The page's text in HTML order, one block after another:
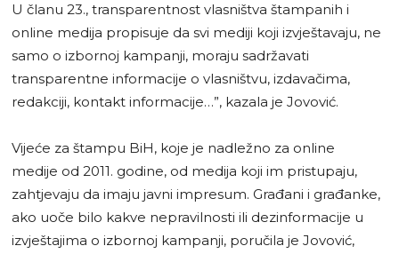
U članu 23., transparentnost vlasništva štampanih i
online medija propisuje da svi mediji koji izvještavaju, ne
samo o izbornoj kampanji, moraju sadržavati
transparentne informacije o vlasništvu, izdavačima,
redakciji, kontakt informacije…”, kazala je Jovović.
Vijeće za štampu BiH, koje je nadležno za online
medije od 2011. godine, od medija koji im pristupaju,
zahtjevaju da imaju javni impresum. Građani i građanke,
ako uoče bilo kakve nepravilnosti ili dezinformacije u
izvještajima o izbornoj kampanji, poručila je Jovović,